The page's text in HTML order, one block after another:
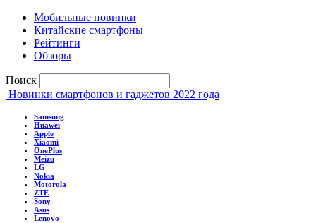
Мобильные новинки
Китайские смартфоны
Рейтинги
Обзоры
Поиск
Новинки смартфонов и гаджетов 2022 года
Samsung
Huawei
Apple
Xiaomi
OnePlus
Meizu
LG
Nokia
Motorola
ZTE
Sony
Asus
Lenovo